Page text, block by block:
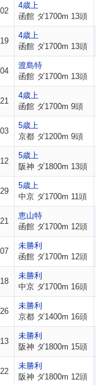
4歳上
函館 ダ1700m 13頭
4歳上
函館 ダ1700m 13頭
渡島特
函館 ダ1700m 13頭
4歳上
函館 ダ1700m 9頭
5歳上
京都 ダ1200m 9頭
5歳上
阪神 ダ1800m 13頭
5歳上
中京 ダ1700m 11頭
恵山特
函館 ダ1700m 12頭
未勝利
函館 ダ1700m 12頭
未勝利
中京 ダ1700m 16頭
未勝利
京都 ダ1400m 16頭
未勝利
阪神 ダ1800m 15頭
未勝利
阪神 ダ1800m 12頭